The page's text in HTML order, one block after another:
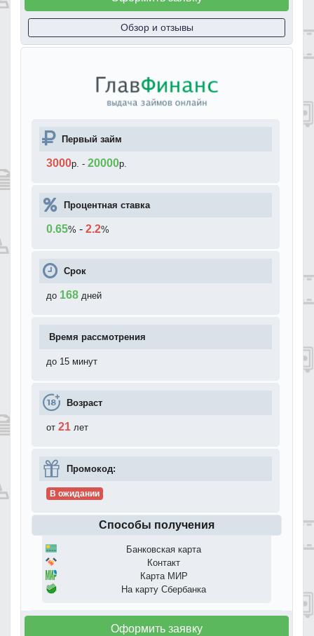
Обзор и отзывы
Первый займ
3000р. - 20000р.
Процентная ставка
0.65% - 2.2%
Срок
до 168 дней
Время рассмотрения
до 15 минут
Возраст
от 21 лет
Промокод:
В ожидании
Способы получения
Банковская карта
Контакт
Карта МИР
На карту Сбербанка
Оформить заявку